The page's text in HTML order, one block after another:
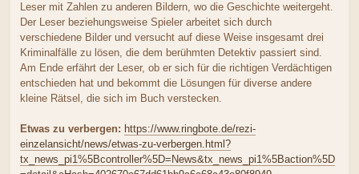
Leser mit Zahlen zu anderen Bildern, wo die Geschichte weitergeht.
Der Leser beziehungsweise Spieler arbeitet sich durch
verschiedene Bilder und versucht auf diese Weise insgesamt drei
Kriminalfälle zu lösen, die dem berühmten Detektiv passiert sind.
Am Ende erfährt der Leser, ob er sich für die richtigen Verdächtigen
entschieden hat und bekommt die Lösungen für diverse andere
kleine Rätsel, die sich im Buch verstecken.
Etwas zu verbergen: https://www.ringbote.de/rezi-
einzelansicht/news/etwas-zu-verbergen.html?
tx_news_pi1%5Bcontroller%5D=News&tx_news_pi1%5Baction%5D